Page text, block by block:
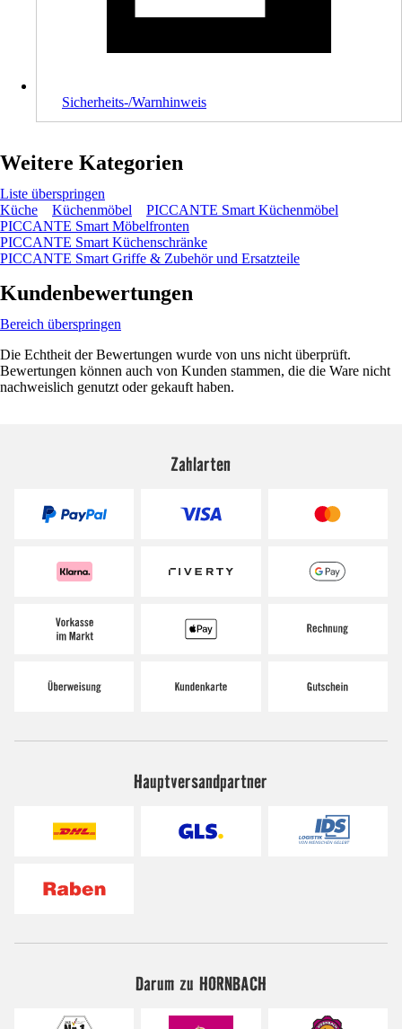
Sicherheits-/Warnhinweis
Weitere Kategorien
Liste überspringen
Küche
Küchenmöbel
PICCANTE Smart Küchenmöbel
PICCANTE Smart Möbelfronten
PICCANTE Smart Küchenschränke
PICCANTE Smart Griffe & Zubehör und Ersatzteile
Kundenbewertungen
Bereich überspringen
Die Echtheit der Bewertungen wurde von uns nicht überprüft.
Bewertungen können auch von Kunden stammen, die die Ware nicht
nachweislich genutzt oder gekauft haben.
Zahlarten
Hauptversandpartner
Darum zu HORNBACH